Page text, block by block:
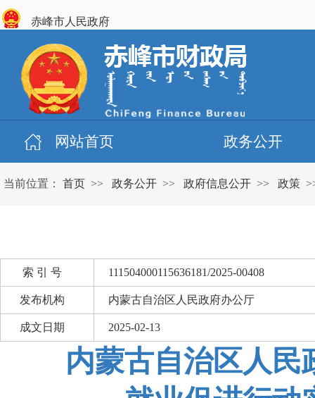
赤峰市人民政府
网站首页 政务公开
当前位置： 首页 >> 政务公开 >> 政府信息公开 >> 政策
索 引 号 111504000115636181/2025-00408
发布机构 内蒙古自治区人民政府办公厅
成文日期 2025-02-13
内蒙古自治区人民